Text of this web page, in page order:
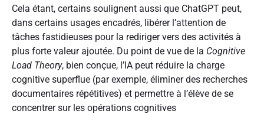
Cela étant, certains soulignent aussi que ChatGPT peut,
dans certains usages encadrés, libérer l’attention de
tâches fastidieuses pour la rediriger vers des activités à
plus forte valeur ajoutée. Du point de vue de la Cognitive
Load Theory, bien conçue, l’IA peut réduire la charge
cognitive superflue (par exemple, éliminer des recherches
documentaires répétitives) et permettre à l’élève de se
concentrer sur les opérations cognitives